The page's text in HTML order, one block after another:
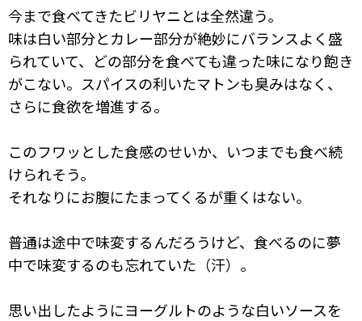
今まで食べてきたビリヤニとは全然違う。
味は白い部分とカレー部分が絶妙にバランスよく盛
られていて、どの部分を食べても違った味になり飽き
がこない。スパイスの利いたマトンも臭みはなく、
さらに食欲を増進する。
このフワッとした食感のせいか、いつまでも食べ続
けられそう。
それなりにお腹にたまってくるが重くはない。
普通は途中で味変するんだろうけど、食べるのに夢
中で味変するのも忘れていた（汗）。
思い出したようにヨーグルトのような白いソースを